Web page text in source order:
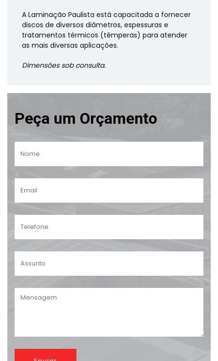
A Laminação Paulista está capacitada a fornecer
discos de diversos diâmetros, espessuras e
tratamentos térmicos (têmperas) para atender
as mais diversas aplicações.
Dimensões sob consulta.
Peça um Orçamento